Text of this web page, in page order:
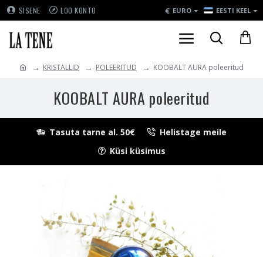
SISENE LOO KONTO € EURO EESTI KEEL
KRISTALLID POLEERITUD KOOBALT AURA poleeritud
KOOBALT AURA poleeritud
Tasuta tarne al. 50€
Helistage meile
Küsi küsimus